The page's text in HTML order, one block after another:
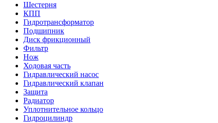
Шестерня
КПП
Гидротрансформатор
Подшипник
Диск фрикционный
Фильтр
Нож
Ходовая часть
Гидравлический насос
Гидравлический клапан
Защита
Радиатор
Уплотнительное кольцо
Гидроцилиндр